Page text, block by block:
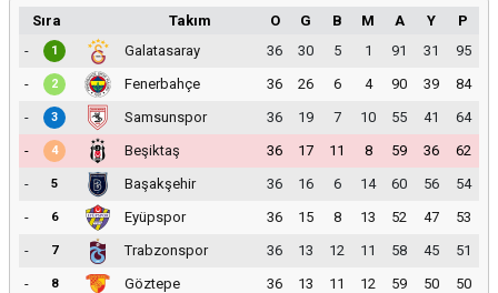
Sıra Takım O G B M A Y
P
-
1 Galatasaray 36 30 5 1 91 31
95
-
2 Fenerbahçe 36 26 6 4 90 39
84
-
3 Samsunspor 36 19 7 10 55 41
64
-
4 Beşiktaş 36 17 11 8 59 36
62
-
5 Başakşehir 36 16 6 14 60 56
54
-
6 Eyüpspor 36 15 8 13 52 47
53
-
7 Trabzonspor 36 13 12 11 58 45
51
-
8 Göztepe 36 13 11 12 59 50
50